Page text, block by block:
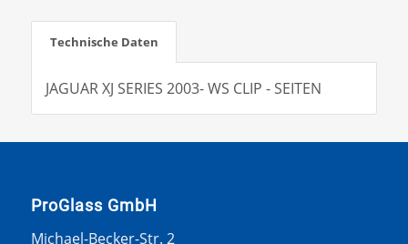
Technische Daten
JAGUAR XJ SERIES 2003- WS CLIP - SEITEN
ProGlass GmbH
Michael-Becker-Str. 2